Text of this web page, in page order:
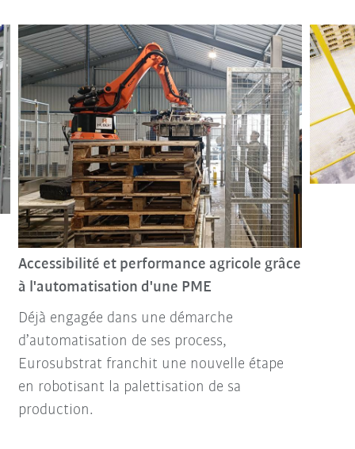
Accessibilité et performance agricole grâce
à l'automatisation d'une PME
Déjà engagée dans une démarche
d’automatisation de ses process,
Eurosubstrat franchit une nouvelle étape
en robotisant la palettisation de sa
production.